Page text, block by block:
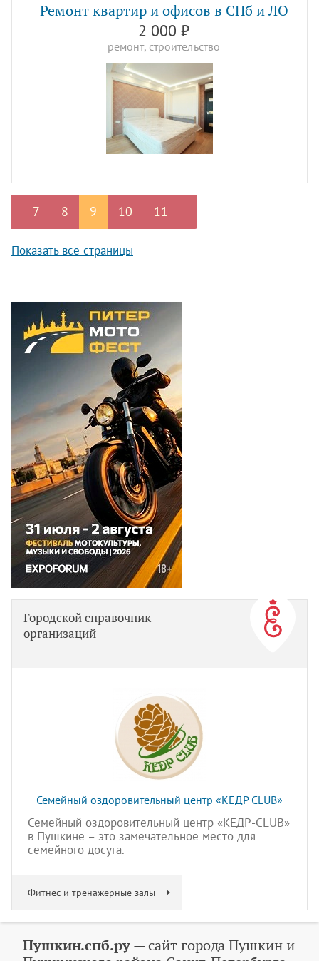
Ремонт квартир и офисов в СПб и ЛО
2 000 ₽
ремонт, строительство
7 8 9 10 11
Показать все страницы
Городской справочник
организаций
Семейный оздоровительный центр «КЕДР CLUB»
Семейный оздоровительный центр «КЕДР-CLUB»
в Пушкине – это замечательное место для
семейного досуга.
Фитнес и тренажерные залы
Пушкин.спб.ру— сайт города Пушкин и